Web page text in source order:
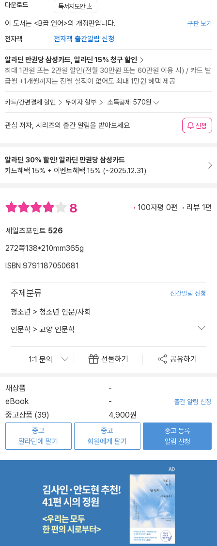
다운로드 독서지도안
이 도서는 <B끕 언어>의 개정판입니다. 구판 보기
전자책 전자책 출간알림 신청
알라딘 만권당 삼성카드, 알라딘 15% 청구 할인
최대 1만원 또는 2만원 할인(전월 30만원 또는 60만원 이용 시) / 카드 발
급월 +1개월까지는 전월 실적이 없어도 최대 1만원 혜택 제공
카드/간편결제 할인 무이자 할부 소득공제 570원
관심 저자, 시리즈의 출간 알림을 받아보세요 신청
알라딘 30% 할인! 알라딘 만권당 삼성카드
카드혜택 15% + 이벤트혜택 15% (~2025.12.31)
8 100자평 0편 리뷰 1편
세일즈포인트 526
272쪽138*210mm365g
ISBN 9791187050681
주제분류 신간알림 신청
청소년 > 청소년 인문/사회
인문학 > 교양 인문학
선물하기 공유하기
새상품
-
eBook
- 출간 알림 신청
중고상품 (39) 4,900원
중고
알라딘에 팔기
중고
회원에게 팔기
중고 등록
알림 신청